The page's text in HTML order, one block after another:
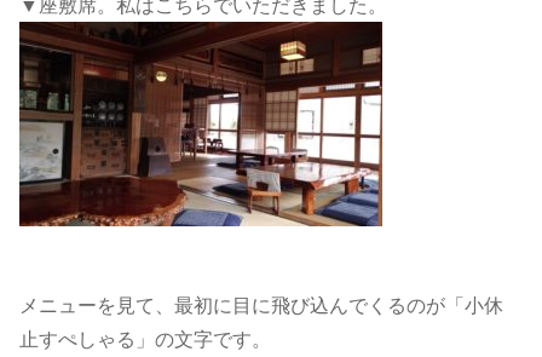
▼座敷席。私はこちらでいただきました。
メニューを見て、最初に目に飛び込んでくるのが「小休
止すぺしゃる」の文字です。